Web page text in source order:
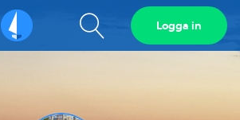
Sailarena Visa
sökfält
Logga in